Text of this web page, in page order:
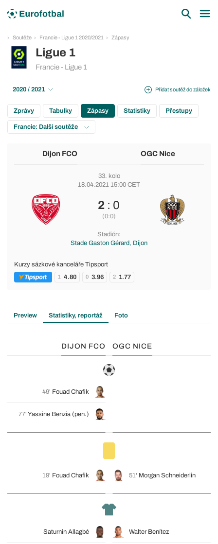
Soutěže Francie - Ligue 1 2020/2021 Zápasy
Ligue 1
Francie - Ligue 1
Přidat soutěž do záložek
2020 / 2021
Zprávy Tabulky Zápasy Statistiky Přestupy
Francie: Další soutěže
Dijon FCO OGC Nice
33. kolo
18.04.2021 15:00 CET
2 : 0
(0:0)
Stadión:
Stade Gaston Gérard, Dijon
Kurzy sázkové kanceláře Tipsport
1 4.80 0 3.96 2 1.77
Preview Statistiky, reportáž Foto
DIJON FCO OGC NICE
49' Fouad Chafik
77' Yassine Benzia (pen.)
19' Fouad Chafik 51' Morgan Schneiderlin
Saturnin Allagbé Walter Benítez